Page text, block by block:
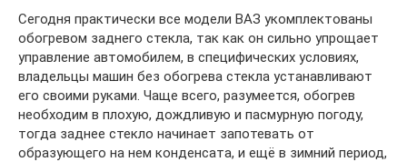
Сегодня практически все модели ВАЗ укомплектованы
обогревом заднего стекла, так как он сильно упрощает
управление автомобилем, в специфических условиях,
владельцы машин без обогрева стекла устанавливают
его своими руками. Чаще всего, разумеется, обогрев
необходим в плохую, дождливую и пасмурную погоду,
тогда заднее стекло начинает запотевать от
образующего на нем конденсата, и ещё в зимний период,